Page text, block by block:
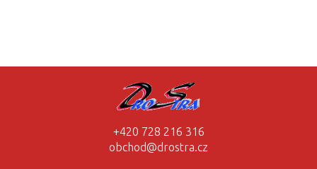
+420 728 216 316
obchod@drostra.cz